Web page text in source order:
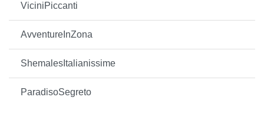
ViciniPiccanti
AvventureInZona
ShemalesItalianissime
ParadisoSegreto